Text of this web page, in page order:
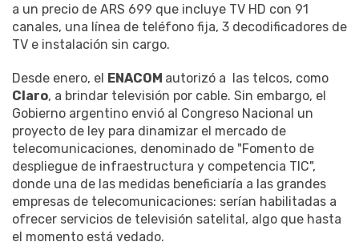
a un precio de ARS 699 que incluye TV HD con 91
canales, una línea de teléfono fija, 3 decodificadores de
TV e instalación sin cargo.
Desde enero, el ENACOM autorizó a las telcos, como
Claro, a brindar televisión por cable. Sin embargo, el
Gobierno argentino envió al Congreso Nacional un
proyecto de ley para dinamizar el mercado de
telecomunicaciones, denominado de "Fomento de
despliegue de infraestructura y competencia TIC",
donde una de las medidas beneficiaría a las grandes
empresas de telecomunicaciones: serían habilitadas a
ofrecer servicios de televisión satelital, algo que hasta
el momento está vedado.